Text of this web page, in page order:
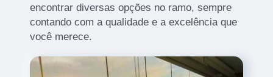
encontrar diversas opções no ramo, sempre
contando com a qualidade e a excelência que
você merece.